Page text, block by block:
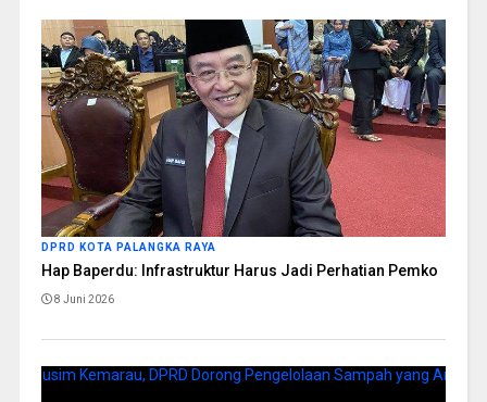
DPRD KOTA PALANGKA RAYA
Hap Baperdu: Infrastruktur Harus Jadi Perhatian Pemko
8 Juni 2026